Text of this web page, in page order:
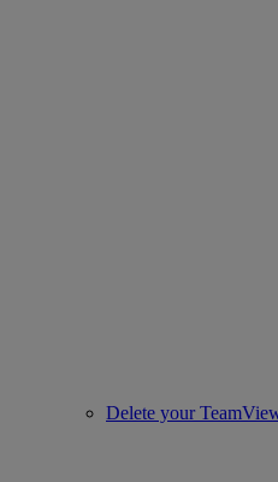
Delete your